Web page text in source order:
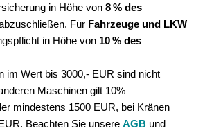
in Höhe von 8 % des
Für Fahrzeuge und LKW
in Höhe von 10 % des
im Wert bis 3000,- EUR sind nicht
Maschinen gilt 10%
mindestens 1500 EUR, bei Kränen
Beachten Sie unsere AGB und